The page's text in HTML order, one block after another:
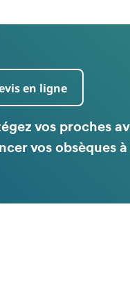
en ligne
vos proches
vos obsèques